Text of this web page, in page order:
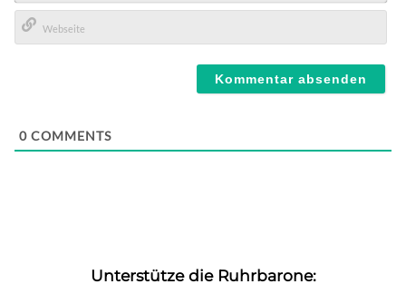
E-
Mail*
0 COMMENTS
Unterstütze die Ruhrbarone: